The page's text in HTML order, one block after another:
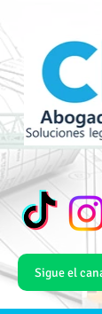
Sigue el